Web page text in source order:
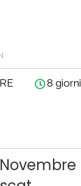
8 giorni